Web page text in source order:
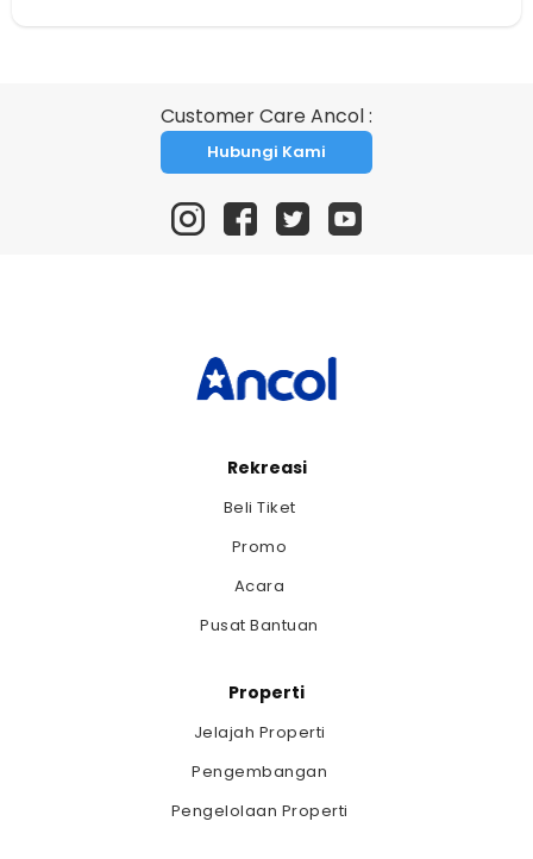
Customer Care Ancol :
Hubungi Kami
Rekreasi
Beli Tiket
Promo
Acara
Pusat Bantuan
Properti
Jelajah Properti
Pengembangan
Pengelolaan Properti